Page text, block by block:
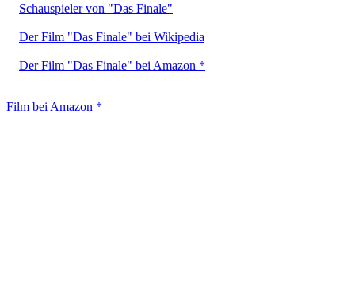
Schauspieler von "Das Finale"
Der Film "Das Finale" bei Wikipedia
Der Film "Das Finale" bei Amazon *
Film bei Amazon *